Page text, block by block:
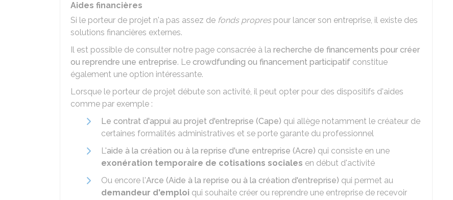
Aides financières
Si le porteur de projet n'a pas assez de fonds proprespour lancer son entreprise, il existe des
solutions financières externes.
Il est possible de consulter notre page consacrée à la recherche de financements pour créer
ou reprendre une entreprise. Le crowdfunding ou financement participatif constitue
également une option intéressante.
Lorsque le porteur de projet débute son activité, il peut opter pour des dispositifs d'aides
comme par exemple :
Le contrat d'appui au projet d'entreprise (Cape) qui allège notamment le créateur de
certaines formalités administratives et se porte garante du professionnel
L'aide à la création ou à la reprise d'une entreprise (Acre) qui consiste en une
exonération temporaire de cotisations sociales en début d'activité
Ou encore l'Arce (Aide à la reprise ou à la création d'entreprise) qui permet au
demandeur d'emploi qui souhaite créer ou reprendre une entreprise de recevoir